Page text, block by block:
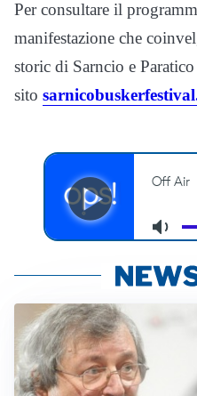
Per consultare il
manifestazione che
storic di Sarncio e
sito